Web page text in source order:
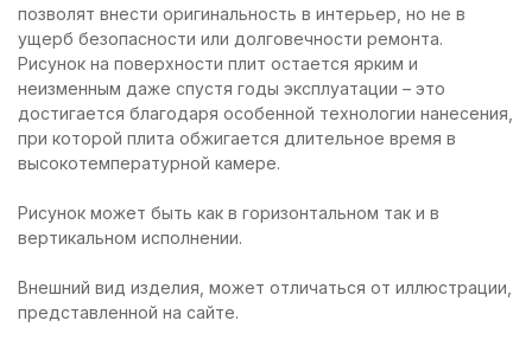
позволят внести оригинальность в интерьер, но не в
ущерб безопасности или долговечности ремонта.
Рисунок на поверхности плит остается ярким и
неизменным даже спустя годы эксплуатации – это
достигается благодаря особенной технологии нанесения,
при которой плита обжигается длительное время в
высокотемпературной камере.
Рисунок может быть как в горизонтальном так и в
вертикальном исполнении.
Внешний вид изделия, может отличаться от иллюстрации,
представленной на сайте.